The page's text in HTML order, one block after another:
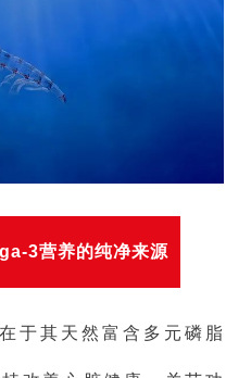
3营养的纯净来源
于其天然富含多元磷脂